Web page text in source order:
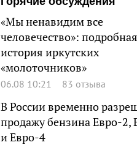
«Мы ненавидим все
человечество»: подробная
история иркутских
«молоточников»
06.08 10:21 83 отзыва
В России временно
продажу бензина Евро-2,
и Евро-4